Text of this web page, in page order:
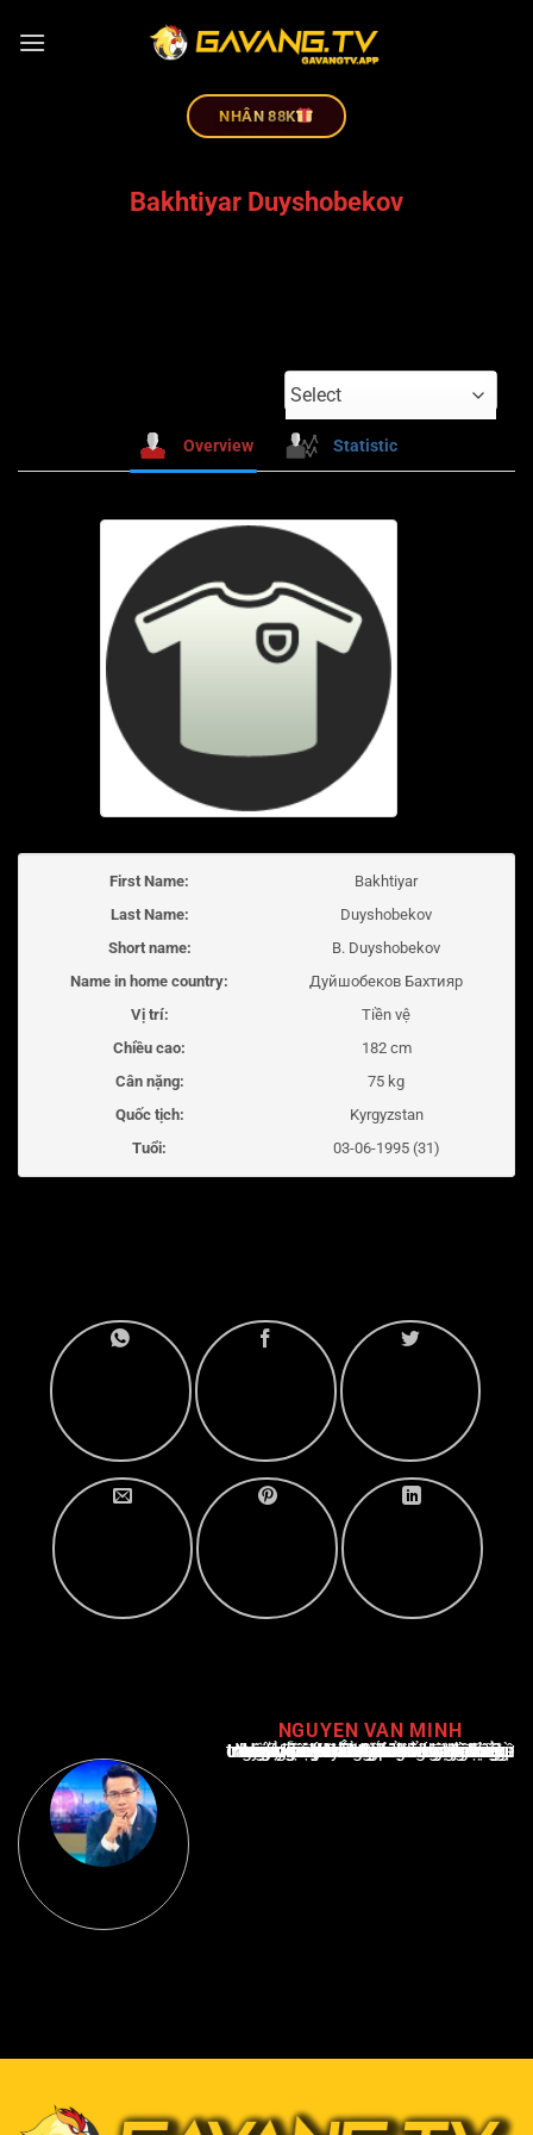
NHÂN 88K
Bakhtiyar Duyshobekov
Select
Overview Statistic
First Name:
Bakhtiyar
Last Name:
Duyshobekov
Short name:
B. Duyshobekov
Name in home country:
Дуйшобеков Бахтияр
Vị trí:
Tiền vệ
Chiều cao:
182 cm
Cân nặng:
75 kg
Quốc tịch:
Kyrgyzstan
Tuổi:
03-06-1995 (31)
NGUYEN VAN MINH
Nguyễn Văn Minh là một trong những chuyên gia hàng đầu về báo cáo tin tức thể thao tại Việt Nam, với hơn 10 năm hoạt động trong ngành. Ông có kiến thức sâu rộng và kinh nghiệm đáng kể trong việc phân tích và báo cáo về các sự kiện thể thao hàng đầu. Sự hiểu biết sâu sắc của ông về ngành này đã giúp ông xây dựng uy tín và danh tiếng trong cộng đồng báo chí thể thao.